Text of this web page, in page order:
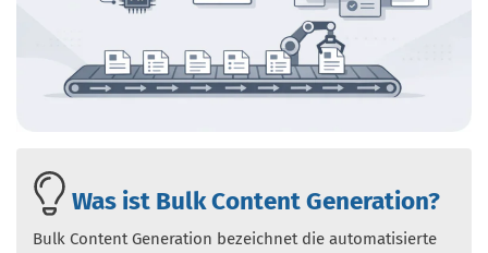
Was ist Bulk Content Generation?
Bulk Content Generation bezeichnet die automatisierte